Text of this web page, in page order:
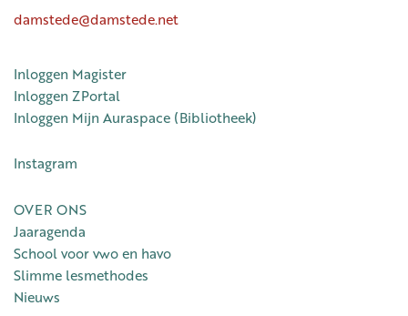
damstede@damstede.net
Inloggen Magister
Inloggen ZPortal
Inloggen Mijn Auraspace (Bibliotheek)
Instagram
OVER ONS
Jaaragenda
School voor vwo en havo
Slimme lesmethodes
Nieuws